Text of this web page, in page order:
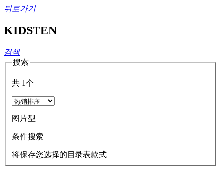
뒤로가기
KIDSTEN
검색
搜索
共 1个
图片型
条件搜索
将保存您选择的目录表款式